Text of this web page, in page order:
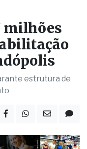
milhões
estrutura de